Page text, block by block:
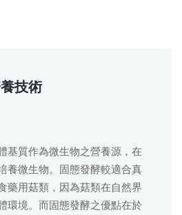
技術
基質作為微生物之營養源，在
養微生物。固態發酵較適合真
藥用菇類，因為菇類在自然界
環境。而固態發酵之優點在於